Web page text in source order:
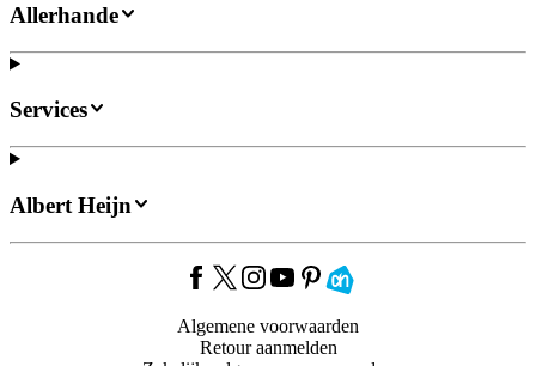
Allerhande
Services
Albert Heijn
Algemene voorwaarden
Retour aanmelden